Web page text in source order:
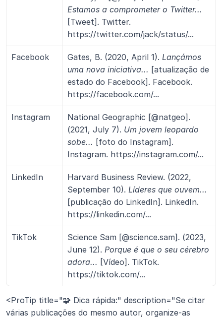
Estamos a comprometer o Twitter...
[Tweet]. Twitter.
https://twitter.com/jack/status/...
Facebook Gates, B. (2020, April 1). Lançámos
uma nova iniciativa... [atualização de
estado do Facebook]. Facebook.
https://facebook.com/...
Instagram
National Geographic [@natgeo].
(2021, July 7). Um jovem leopardo
sobe... [foto do Instagram].
Instagram. https://instagram.com/...
LinkedIn
Harvard Business Review. (2022,
September 10). Líderes que ouvem...
[publicação do LinkedIn]. LinkedIn.
https://linkedin.com/...
TikTok
Science Sam [@science.sam]. (2023,
June 12). Porque é que o seu cérebro
adora... [Vídeo]. TikTok.
https://tiktok.com/...
<ProTip title="🧩 Dica rápida:" description="Se citar
várias publicações do mesmo autor, organize-as